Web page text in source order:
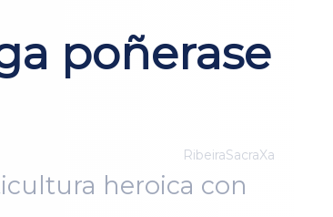
poñerase
RibeiraSacraXa
heroica con